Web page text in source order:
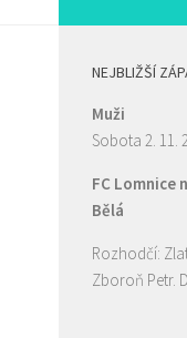
NEJBLIŽŠÍ
Muži
Sobota 2. 11.
FC Lomnice
Bělá
Rozhodčí:
Zboroň Petr.